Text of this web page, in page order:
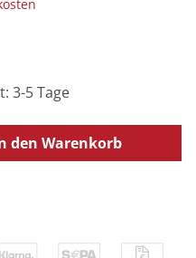
5 von 5 Sternen
3-5 Tage
gewünschten
den Warenkorb